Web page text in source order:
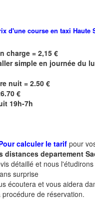
d'une course en taxi Haute
charge = 2,15 €
simple en journée du
nuit = 2.50 €
€
19h-7h
calculer le tarif pour
distances departement
détaillé et nous
surprise
écoutera et vous aidera
procédure de réservation.